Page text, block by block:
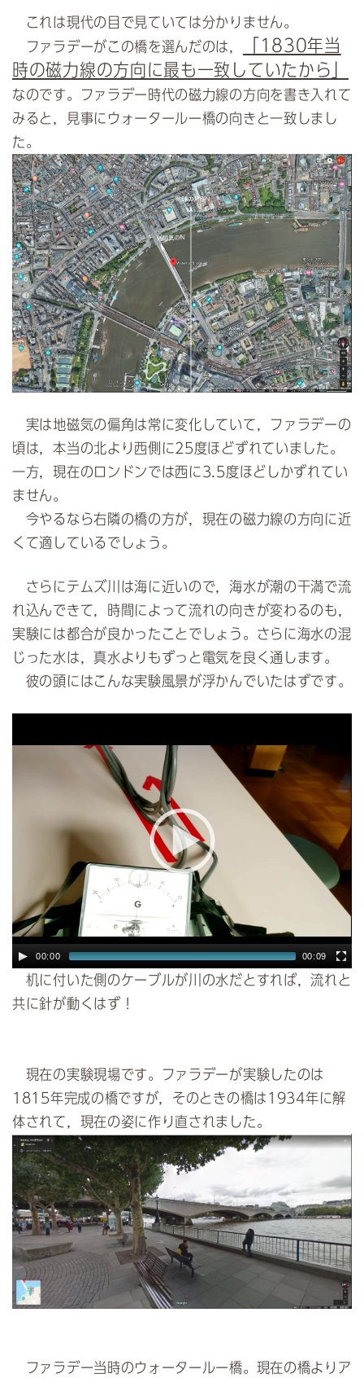
これは現代の目で見ていては分かりません。
ファラデーがこの橋を選んだのは，
「1830年当
時の磁力線の方向に最も一致していたから」
なのです。ファラデー時代の磁力線の方向を書き入れて
みると，見事にウォータールー橋の向きと一致しまし
た。
実は地磁気の偏角は常に変化していて，ファラデーの
頃は，本当の北より西側に25度ほどずれていました。
一方，現在のロンドンでは西に3.5度ほどしかずれてい
ません。
今やるなら右隣の橋の方が，現在の磁力線の方向に近
くて適しているでしょう。
さらにテムズ川は海に近いので，海水が潮の干満で流
れ込んできて，時間によって流れの向きが変わるのも，
実験には都合が良かったことでしょう。さらに海水の混
じった水は，真水よりもずっと電気を良く通します。
彼の頭にはこんな実験風景が浮かんでいたはずです。
00:00 00:09
机に付いた側のケーブルが川の水だとすれば，流れと
共に針が動くはず！
現在の実験現場です。ファラデーが実験したのは
1815年完成の橋ですが，そのときの橋は1934年に解
体されて，現在の姿に作り直されました。
ファラデー当時のウォータールー橋。現在の橋よりア